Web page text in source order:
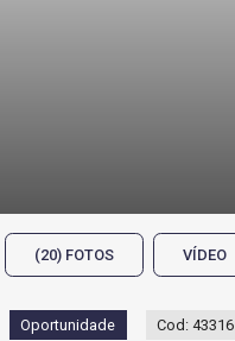
(20) FOTOS VÍDEO
Oportunidade Cod: 43316